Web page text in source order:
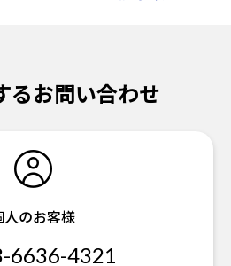
るお問い合わせ
人のお客様
6636-4321